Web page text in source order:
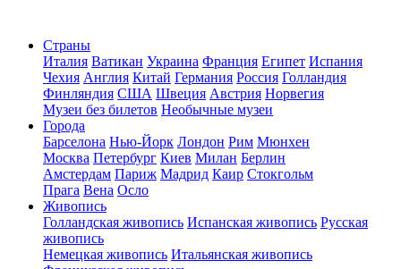
Страны
Италия Ватикан Украина Франция Египет Испания
Чехия Англия Китай Германия Россия Голландия
Финляндия США Швеция Австрия Норвегия
Музеи без билетов Необычные музеи
Города
Барселона Нью-Йорк Лондон Рим Мюнхен
Москва Петербург Киев Милан Берлин
Амстердам Париж Мадрид Каир Стокгольм
Прага Вена Осло
Живопись
Голландская живопись Испанская живопись Русская
живопись
Немецкая живопись Итальянская живопись